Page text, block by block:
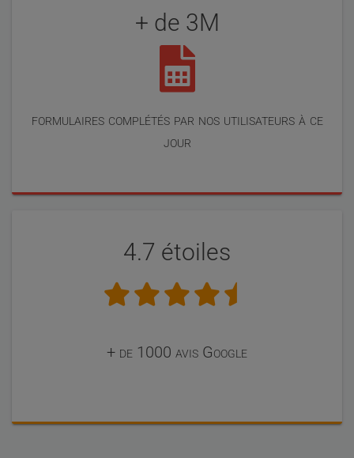
+ de 3M
formulaires complétés par nos utilisateurs à ce
jour
4.7 étoiles
+ de 1000 avis Google